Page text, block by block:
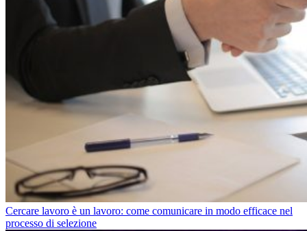
Cercare lavoro è un lavoro: come comunicare in modo efficace nel
processo di selezione